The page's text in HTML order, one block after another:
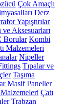
Çok Amaçlı
Derz
Yapıştırılar
Aksesuarları
Borular Kombi
Malzemeleri
Nipeller
Tıpalar ve
Taşıma
Masif Paneller
Çatı
Trabzan